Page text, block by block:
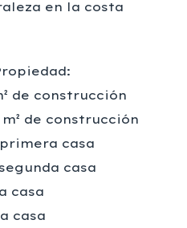
en la costa
de construcción
m² de construcción
casa
casa
casa
casa